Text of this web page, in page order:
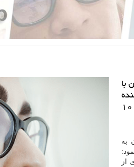
با
و اجرای برنامه خودحذفی محرمانه و حذف خون جایگزین ۱۰
به
نمود:
از